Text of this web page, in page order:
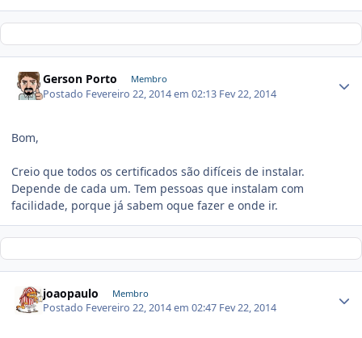
Gerson Porto Membro
Postado Fevereiro 22, 2014 em 02:13 Fev 22, 2014
Bom,
Creio que todos os certificados são difíceis de instalar.
Depende de cada um. Tem pessoas que instalam com
facilidade, porque já sabem oque fazer e onde ir.
joaopaulo Membro
Postado Fevereiro 22, 2014 em 02:47 Fev 22, 2014